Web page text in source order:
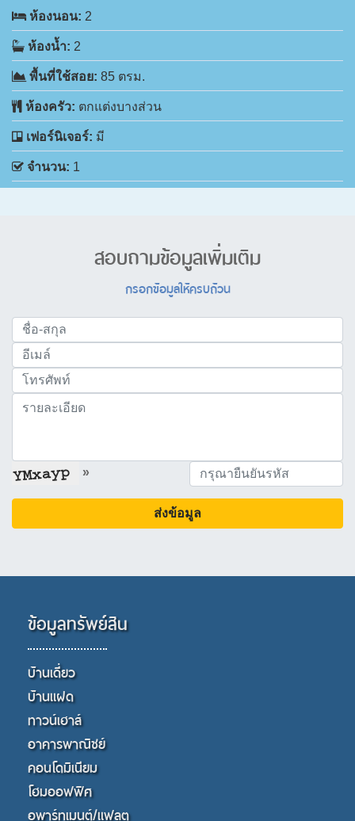
ห้องนอน: 2
ห้องน้ำ: 2
พื้นที่ใช้สอย: 85 ตรม.
ห้องครัว: ตกแต่งบางส่วน
เฟอร์นิเจอร์: มี
จำนวน: 1
สอบถามข้อมูลเพิ่มเติม
กรอกข้อมูลให้ครบถ้วน
»
ส่งข้อมูล
ข้อมูลทรัพย์สิน
บ้านเดี่ยว
บ้านแฝด
ทาวน์เฮาส์
อาคารพาณิชย์
คอนโดมิเนียม
โฮมออฟฟิศ
อพาร์ทเมนต์/แฟลต